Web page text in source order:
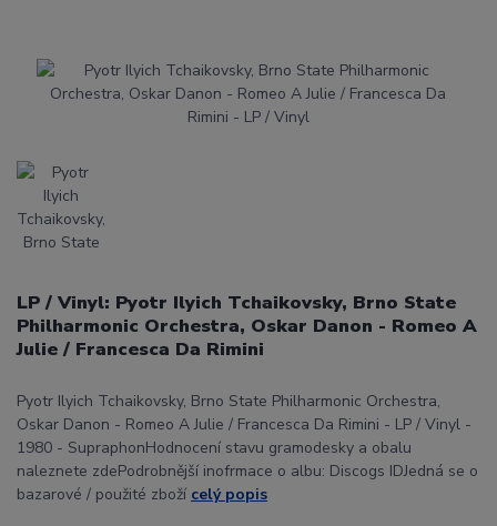
LP / Vinyl: Pyotr Ilyich Tchaikovsky, Brno State
Philharmonic Orchestra, Oskar Danon - Romeo A
Julie / Francesca Da Rimini
Pyotr Ilyich Tchaikovsky, Brno State Philharmonic Orchestra,
Oskar Danon - Romeo A Julie / Francesca Da Rimini - LP / Vinyl -
1980 - SupraphonHodnocení stavu gramodesky a obalu
naleznete zdePodrobnější inofrmace o albu: Discogs IDJedná se o
bazarové / použité zboží celý popis